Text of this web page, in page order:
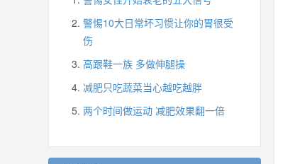
警惕10大日常坏习惯让你的胃很受
伤
高跟鞋一族 多做伸腿操
减肥只吃蔬菜当心越吃越胖
两个时间做运动 减肥效果翻一倍